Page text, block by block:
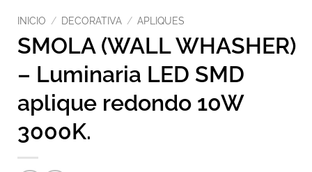
INICIO / DECORATIVA / APLIQUES
SMOLA (WALL WHASHER)
– Luminaria LED SMD
aplique redondo 10W
3000K.